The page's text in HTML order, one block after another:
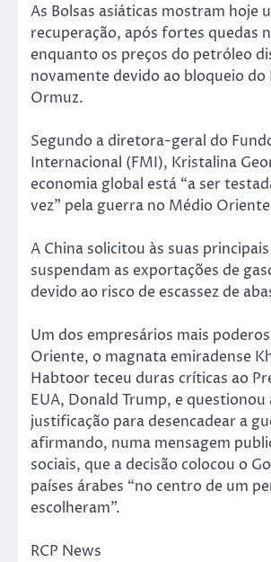
As Bolsas asiáticas mostram hoje
recuperação, após fortes quedas
enquanto os preços do petróleo
novamente devido ao bloqueio
Ormuz.
Segundo a diretora-geral do
Internacional (FMI), Kristalina
economia global está “a ser
vez” pela guerra no Médio
A China solicitou às suas
suspendam as exportações de
devido ao risco de escassez de
Um dos empresários mais
Oriente, o magnata emiradense
Habtoor teceu duras críticas ao
EUA, Donald Trump, e questionou
justificação para desencadear a
afirmando, numa mensagem
sociais, que a decisão colocou o
países árabes “no centro de um
escolheram”.
RCP News